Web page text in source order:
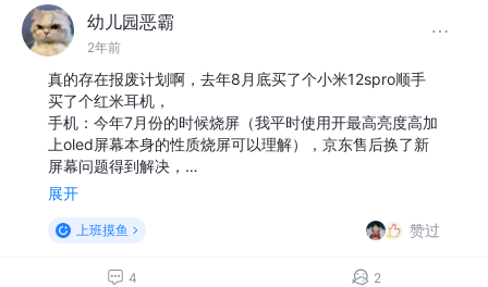
幼儿园恶霸
2年前
真的存在报废计划啊，去年8月底买了个小米12spro顺手
买了个红米耳机，
手机：今年7月份的时候烧屏（我平时使用开最高亮度高加
上oled屏幕本身的性质烧屏可以理解），京东售后换了新
屏幕问题得到解决，…
展开
上班摸鱼 赞过
4 2